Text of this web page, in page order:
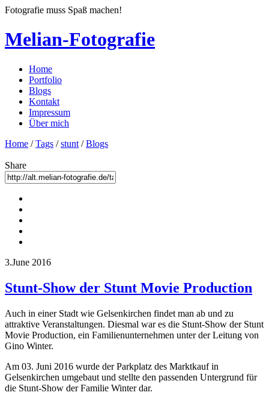
Fotografie muss Spaß machen!
Melian-Fotografie
Home
Portfolio
Blogs
Kontakt
Impressum
Über mich
Home /Tags /stunt /Blogs
Share
3.June 2016
Stunt-Show der Stunt Movie Production
Auch in einer Stadt wie Gelsenkirchen findet man ab und zu
attraktive Veranstaltungen. Diesmal war es die Stunt-Show der Stunt
Movie Production, ein Familienunternehmen unter der Leitung von
Gino Winter.
Am 03. Juni 2016 wurde der Parkplatz des Marktkauf in
Gelsenkirchen umgebaut und stellte den passenden Untergrund für
die Stunt-Show der Familie Winter dar.